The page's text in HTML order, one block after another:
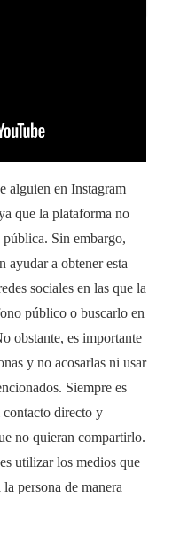
alguien en Instagram
que la plataforma no
Sin embargo,
ayudar a obtener esta
sociales en las que la
público o buscarlo en
obstante, es importante
y no acosarlas ni usar
Siempre es
contacto directo y
no quieran compartirlo.
utilizar los medios que
persona de manera